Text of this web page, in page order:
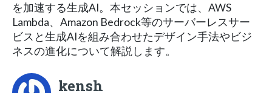
を加速する生成AI。本セッションでは、AWS
Lambda、Amazon Bedrock等のサーバーレスサー
ビスと生成AIを組み合わせたデザイン手法やビジ
ネスの進化について解説します。
kensh